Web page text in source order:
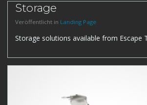
Storage
Veröffentlicht in Landing Page
Storage solutions available from Escape